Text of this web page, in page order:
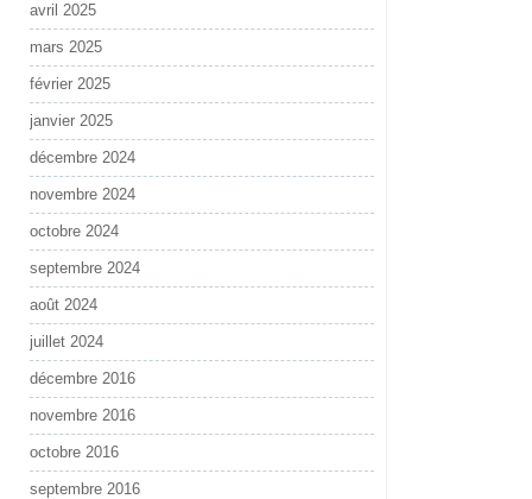
avril 2025
mars 2025
février 2025
janvier 2025
décembre 2024
novembre 2024
octobre 2024
septembre 2024
août 2024
juillet 2024
décembre 2016
novembre 2016
octobre 2016
septembre 2016